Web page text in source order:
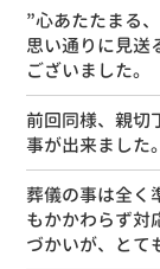
”心あたたまる
思い通りに見送
ございました。
前回同様、親切
事が出来ました
葬儀の事は全く
もかかわらず対
づかいが、とて